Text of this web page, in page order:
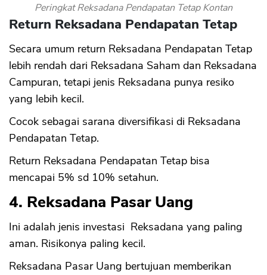
Peringkat Reksadana Pendapatan Tetap Kontan
Return Reksadana Pendapatan Tetap
Secara umum return Reksadana Pendapatan Tetap
lebih rendah dari Reksadana Saham dan Reksadana
Campuran, tetapi jenis Reksadana punya resiko
yang lebih kecil.
Cocok sebagai sarana diversifikasi di Reksadana
Pendapatan Tetap.
Return Reksadana Pendapatan Tetap bisa
mencapai 5% sd 10% setahun.
4. Reksadana Pasar Uang
Ini adalah jenis investasi Reksadana yang paling
aman. Risikonya paling kecil.
Reksadana Pasar Uang bertujuan memberikan